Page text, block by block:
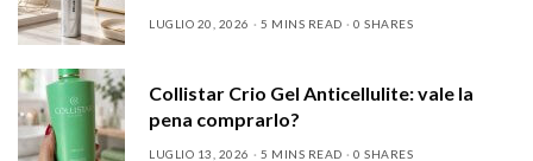
LUGLIO 20, 2026 5 MINS READ 0 SHARES
Collistar Crio Gel Anticellulite: vale la
pena comprarlo?
LUGLIO 13, 2026 5 MINS READ 0 SHARES